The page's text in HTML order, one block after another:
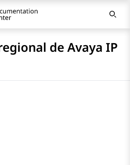
de Avaya IP
de PDF